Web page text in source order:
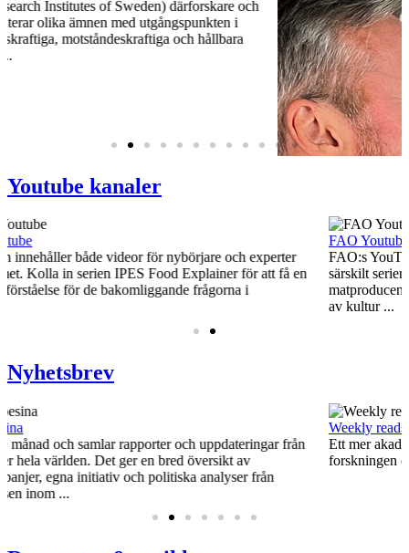
OLGA GRONVALL LUND -#70- Bryta Bröd